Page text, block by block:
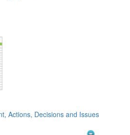
Actions, Decisions and Issues